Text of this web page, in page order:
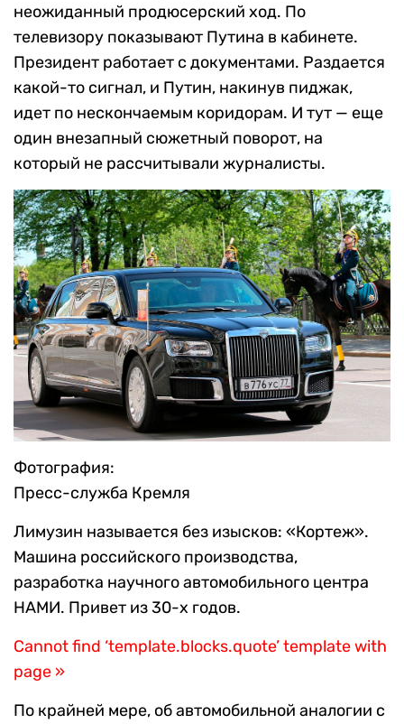
неожиданный продюсерский ход. По
телевизору показывают Путина в кабинете.
Президент работает с документами. Раздается
какой-то сигнал, и Путин, накинув пиджак,
идет по нескончаемым коридорам. И тут — еще
один внезапный сюжетный поворот, на
который не рассчитывали журналисты.
Фотография:
Пресс-служба Кремля
Лимузин называется без изысков: «Кортеж».
Машина российского производства,
разработка научного автомобильного центра
НАМИ. Привет из 30-х годов.
Cannot find ‘template.blocks.quote’ template with
page »
По крайней мере, об автомобильной аналогии с